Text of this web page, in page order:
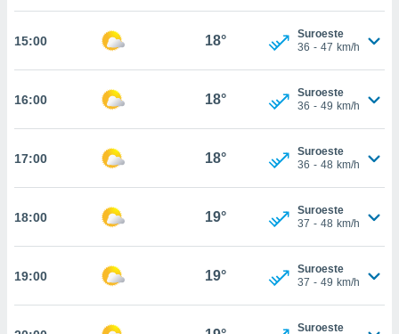
coste.
botón
a la
todas
nos
y análisis
como
y
en
15:00 18°
Suroeste
36 - 47 km/h
16:00 18°
Suroeste
36 - 49 km/h
17:00 18°
Suroeste
36 - 48 km/h
18:00 19°
Suroeste
37 - 48 km/h
19:00 19°
Suroeste
37 - 49 km/h
Suroeste